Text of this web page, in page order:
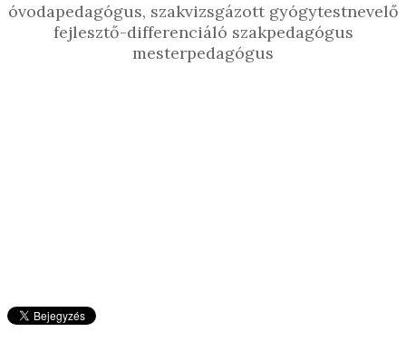
óvodapedagógus, szakvizsgázott gyógytestnevelő
fejlesztő-differenciáló szakpedagógus
mesterpedagógus